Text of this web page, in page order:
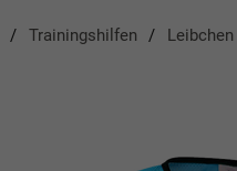
Trainingshilfen Leibchen